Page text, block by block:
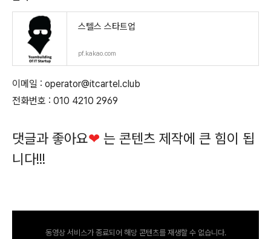
스텔스 스타트업
pf.kakao.com
이메일 : operator@itcartel.club
전화번호 : 010 4210 2969
댓글과 좋아요❤ 는 콘텐츠 제작에 큰 힘이 됩
니다!!!
동영상 서비스가 종료되어 해당 콘텐츠를 재생할 수 없습니다.